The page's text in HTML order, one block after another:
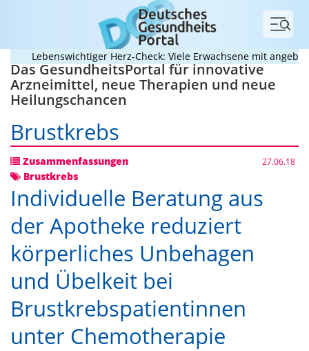
Menü
Lebenswichtiger Herz-Check: Viele Erwachsene mit
Das GesundheitsPortal für innovative
Arzneimittel, neue Therapien und neue
Heilungschancen
Brustkrebs
Zusammenfassungen 27.06.18
Brustkrebs
Individuelle Beratung aus
der Apotheke reduziert
körperliches Unbehagen
und Übelkeit bei
Brustkrebspatientinnen
unter Chemotherapie